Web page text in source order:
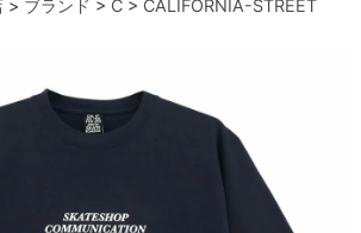
ブランド C CALIFORNIA-STREET
覧（全てのデッキ）
選ぶ
覧（全てのトラック）
ら選ぶ
覧（全てのウィール）
ら選ぶ
F4（フォーミュラフォ
一覧
ら選ぶ
Tシャツ
アイテム
紹介
リートの歴史